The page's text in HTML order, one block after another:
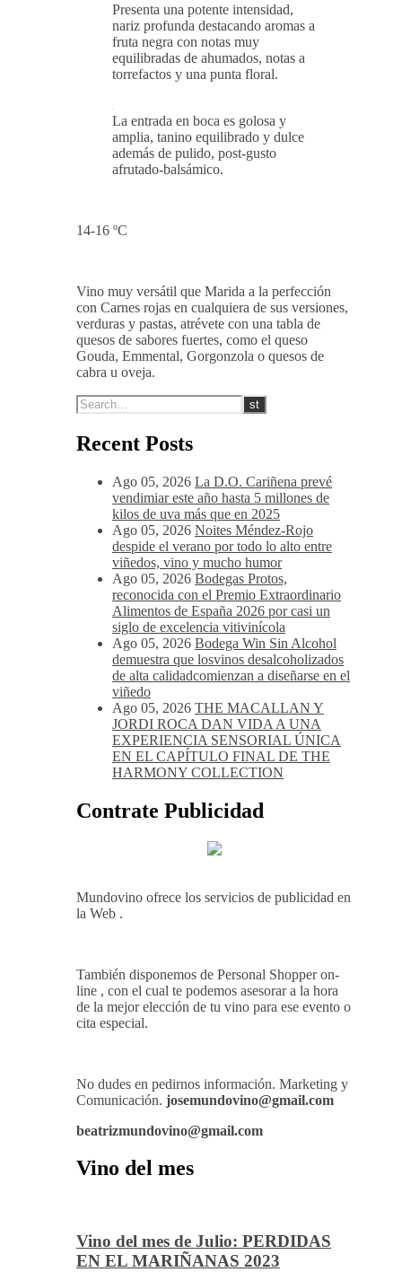
Presenta una potente intensidad,
nariz profunda destacando aromas a
fruta negra con notas muy
equilibradas de ahumados, notas a
torrefactos y una punta floral.
La entrada en boca es golosa y
amplia, tanino equilibrado y dulce
además de pulido, post-gusto
afrutado-balsámico.
14-16 ºC
Vino muy versátil que Marida a la perfección
con Carnes rojas en cualquiera de sus versiones,
verduras y pastas, atrévete con una tabla de
quesos de sabores fuertes, como el queso
Gouda, Emmental, Gorgonzola o quesos de
cabra u oveja.
Recent Posts
Ago 05, 2026 La D.O. Cariñena prevé
vendimiar este año hasta 5 millones de
kilos de uva más que en 2025
Ago 05, 2026 Noites Méndez-Rojo
despide el verano por todo lo alto entre
viñedos, vino y mucho humor
Ago 05, 2026 Bodegas Protos,
reconocida con el Premio Extraordinario
Alimentos de España 2026 por casi un
siglo de excelencia vitivinícola
Ago 05, 2026 Bodega Win Sin Alcohol
demuestra que losvinos desalcoholizados
de alta calidadcomienzan a diseñarse en el
viñedo
Ago 05, 2026 THE MACALLAN Y
JORDI ROCA DAN VIDA A UNA
EXPERIENCIA SENSORIAL ÚNICA
EN EL CAPÍTULO FINAL DE THE
HARMONY COLLECTION
Contrate Publicidad
Mundovino ofrece los servicios de publicidad en
la Web .
También disponemos de Personal Shopper on-
line , con el cual te podemos asesorar a la hora
de la mejor elección de tu vino para ese evento o
cita especial.
No dudes en pedirnos información. Marketing y
Comunicación. josemundovino@gmail.com
beatrizmundovino@gmail.com
Vino del mes
Vino del mes de Julio: PERDIDAS
EN EL MARIÑANAS 2023